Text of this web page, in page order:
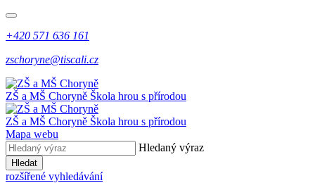
+420 571 636 161
zschoryne@tiscali.cz
ZŠ a MŠ Choryně Škola hrou s přírodou
ZŠ a MŠ Choryně Škola hrou s přírodou
Mapa webu
Hledaný výraz
Hledat
rozšířené vyhledávání